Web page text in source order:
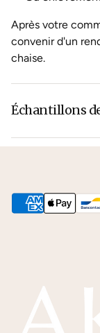
Après votre
convenir d'un
chaise.
Échantillons
La couleur du
connaître les
Nous pouvons
échantillons de